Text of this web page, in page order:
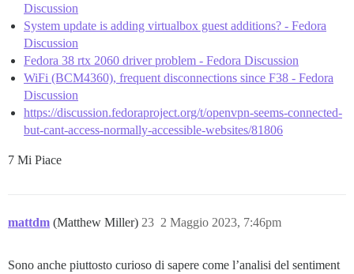
Discussion
System update is adding virtualbox guest additions? - Fedora
Discussion
Fedora 38 rtx 2060 driver problem - Fedora Discussion
WiFi (BCM4360), frequent disconnections since F38 - Fedora
Discussion
https://discussion.fedoraproject.org/t/openvpn-seems-connected-
but-cant-access-normally-accessible-websites/81806
7 Mi Piace
mattdm (Matthew Miller) 2 Maggio 2023, 7:46pm
23
Sono anche piuttosto curioso di sapere come l’analisi del sentiment